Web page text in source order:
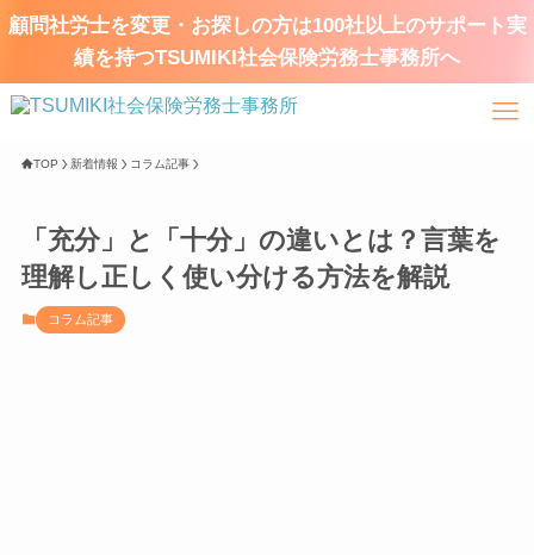
顧問社労士を変更・お探しの方は100社以上のサポート実
績を持つTSUMIKI社会保険労務士事務所へ
TOP 新着情報 コラム記事
「充分」と「十分」の違いとは？言葉を
理解し正しく使い分ける方法を解説
コラム記事